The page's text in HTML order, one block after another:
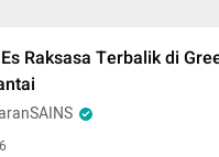
Raksasa Terbalik di